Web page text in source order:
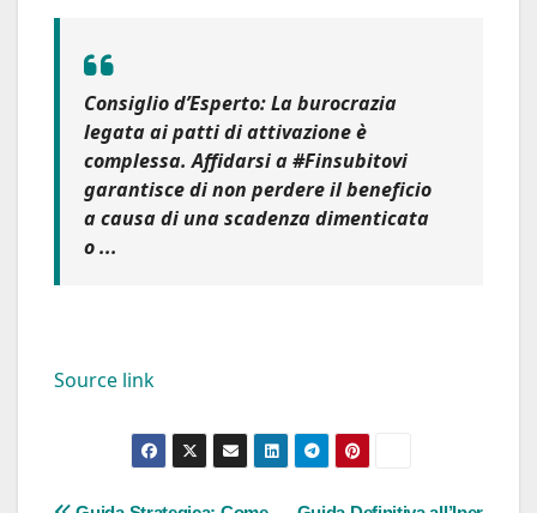
Consiglio d’Esperto:La burocrazia
legata ai patti di attivazione è
complessa. Affidarsi a#Finsubitovi
garantisce di non perdere il beneficio
a causa di una scadenza dimenticata
o ...
Source link